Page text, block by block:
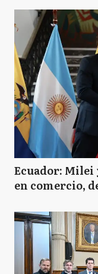
Ecuador: Milei
en comercio,